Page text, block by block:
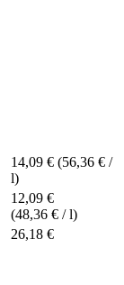
14,09 € (56,36 € /
l)
12,09 €
(48,36 € / l)
26,18 €